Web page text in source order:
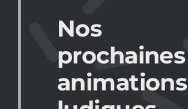
Nos
prochaines
animations